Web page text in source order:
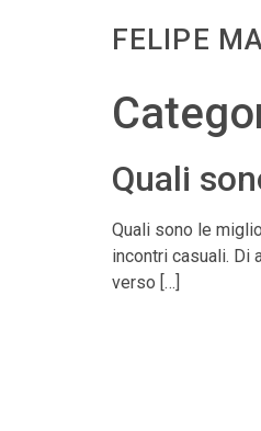
FELIPE
Quali
Quali sono le
incontri casuali. Di
verso […]